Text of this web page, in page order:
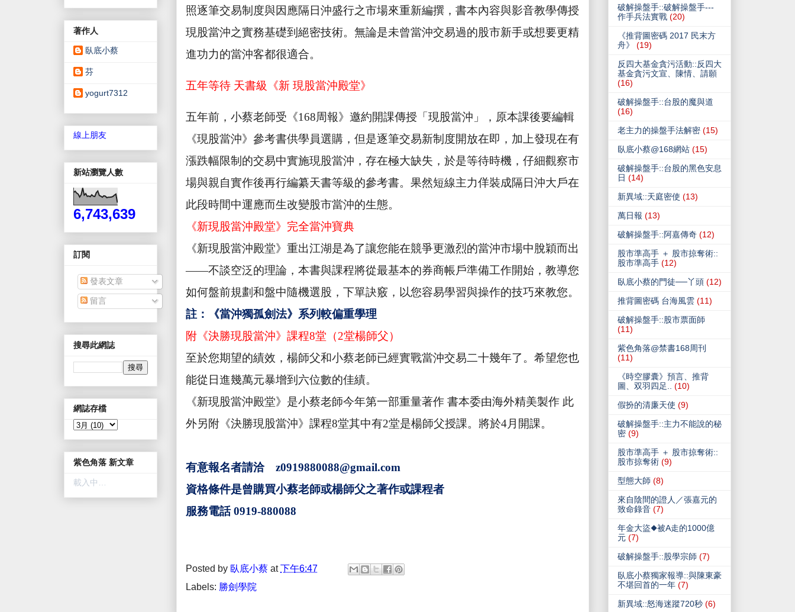
照逐筆交易制度與因應隔日沖盛行之市場來重新編撰 ， 書本內容與影音教學傳授
現股當沖之實務基礎到絕密技術。無論是未曾當沖交易過的股市新手或想要更精
進功力的當沖客都很適合。
五年等待 天書級《新 現股當沖殿堂》
五年前，小蔡老師受 《168周報》 邀約開課傳授「現股當沖 」， 原本課後要編輯
《現股當沖》參考書供學員選購，但是逐筆交易新制度開放在即，加上發現在有
漲跌幅限制的交易中實施現股當沖，存在極大缺失，於是等待時機，仔細觀察市
場與親自實作後再行編纂天書等級的參考書。果然短線主力佯裝成隔日沖大戶在
此段時間中運應而生改變股市當沖的生態。
《新現股當沖殿堂》完全當沖寶典
《新現股當沖殿堂》 重出江湖是為了讓您能在競爭更激烈的當沖市場中脫穎而出
——不談空泛的理論，本書與課程將從最基本的券商帳戶準備工作開始，教導您
如何盤前規劃和盤中隨機選股，下單訣竅，以您容易學習與操作的技巧來教您。
註：《當沖獨孤劍法》系列較偏重學理
附《決勝現股當沖》課程8堂（2堂楊師父）
至於您期望的績效，楊師父和小蔡老師已經實戰當沖交易二十幾年了。希望您也
能從日進幾萬元暴增到六位數的佳績。
《新現股當沖殿堂》是小蔡老師今年第一部重量著作 書本委由海外精美製作 此
外另附 《決勝現股當沖》課程8堂其中有2堂是楊師父授課。將於4月開課。
有意報名者請洽 z0919880088@gmail.com
資格條件是曾購買小蔡老師或楊師父之著作或課程者
服務電話 0919-880088
Posted by 臥底小蔡 at下午6:47
Labels: 勝劍學院
著作人
臥底小蔡
芬
yogurt7312
線上朋友
新站瀏覽人數
6,743,639
訂閱
發表文章
留言
搜尋此網誌
網誌存檔
紫色角落 新文章
載入中…
破解操盤手::破解操盤手---
作手兵法實戰 (20)
《推背圖密碼 2017 民末方
舟》
(19)
反四大基金貪污活動::反四大
基金貪污文宣、陳情、請願
(16)
破解操盤手::台股的魔與道
(16)
老主力的操盤手法解密 (15)
臥底小蔡@168網站 (15)
破解操盤手::台股的黑色安息
日 (14)
新異域::天庭密使 (13)
萬日報 (13)
破解操盤手::阿嘉傳奇 (12)
股市準高手 ＋ 股市掠奪術::
股市準高手 (12)
臥底小蔡的門徒──丫頭 (12)
推背圖密碼 台海風雲 (11)
破解操盤手::股市票面師
(11)
紫色角落@禁書168周刊
(11)
《時空膠囊》預言、推背
圖、双羽四足..
(10)
假扮的清廉天使 (9)
破解操盤手::主力不能說的秘
密 (9)
股市準高手 ＋ 股市掠奪術::
股市掠奪術 (9)
型態大師 (8)
來自陰間的證人／張嘉元的
致命錄音 (7)
年金大盜◆被A走的1000億
元 (7)
破解操盤手::股學宗師 (7)
臥底小蔡獨家報導::與陳東豪
不堪回首的一年 (7)
新異域::怒海迷蹤720秒 (6)